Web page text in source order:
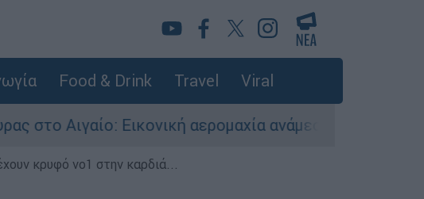
Food & Drink Travel Viral
Εικονική αερομαχία ανάμεσα σε ελληνικά και
κρυφό νο1 στην καρδιά...